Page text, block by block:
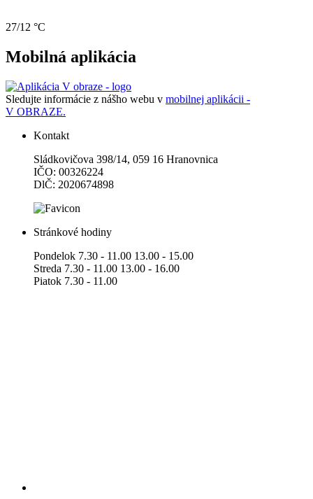
27/12 °C
Mobilná aplikácia
Sledujte informácie z nášho webu v mobilnej aplikácii -
V OBRAZE.
Kontakt
Sládkovičova 398/14, 059 16 Hranovnica
IČO: 00326224
DlČ: 2020674898
Stránkové hodiny
Pondelok 7.30 - 11.00 13.00 - 15.00
Streda 7.30 - 11.00 13.00 - 16.00
Piatok 7.30 - 11.00